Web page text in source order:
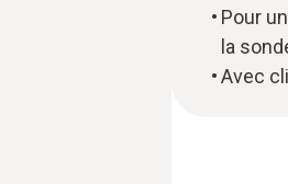
Pour
la
Avec